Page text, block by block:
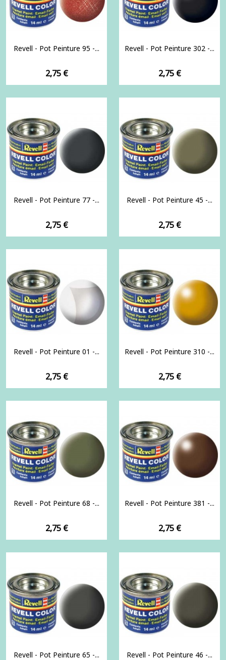
Revell - Pot Peinture 95 -...
Prix
2,75 €
Revell - Pot Peinture 302 -...
Prix
2,75 €
Revell - Pot Peinture 77 -...
Prix
2,75 €
Revell - Pot Peinture 45 -...
Prix
2,75 €
Revell - Pot Peinture 01 -...
Prix
2,75 €
Revell - Pot Peinture 310 -...
Prix
2,75 €
Revell - Pot Peinture 68 -...
Prix
2,75 €
Revell - Pot Peinture 381 -...
Prix
2,75 €
Revell - Pot Peinture 65 -... Revell - Pot Peinture 46 -...